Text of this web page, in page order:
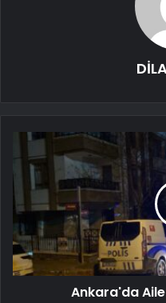
Ankara'da